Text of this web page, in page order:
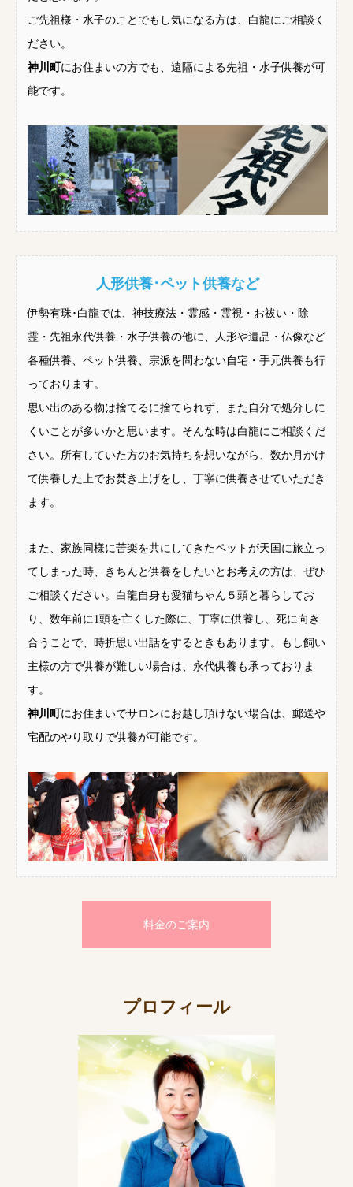
ご先祖様・水子のことでもし気になる方は、白龍にご相談く
ださい。
神川町 にお住まいの方でも、遠隔による先祖・水子供養が可
能です。
人形供養･ペット供養など
伊勢有珠･白龍では、神技療法・霊感・霊視・お祓い・除
霊・先祖永代供養・水子供養の他に、人形や遺品・仏像など
各種供養、ペット供養、宗派を問わない自宅・手元供養も行
っております。
思い出のある物は捨てるに捨てられず、また自分で処分しに
くいことが多いかと思います。そんな時は白龍にご相談くだ
さい。所有していた方のお気持ちを想いながら、数か月かけ
て供養した上でお焚き上げをし、丁寧に供養させていただき
ます。
また、家族同様に苦楽を共にしてきたペットが天国に旅立っ
てしまった時、きちんと供養をしたいとお考えの方は、ぜひ
ご相談ください。白龍自身も愛猫ちゃん５頭と暮らしてお
り、数年前に1頭を亡くした際に、丁寧に供養し、死に向き
合うことで、時折思い出話をするときもあります。もし飼い
主様の方で供養が難しい場合は、永代供養も承っておりま
す。
神川町にお住まいでサロンにお越し頂けない場合は、郵送や
宅配のやり取りで供養が可能です。
料金のご案内
プロフィール